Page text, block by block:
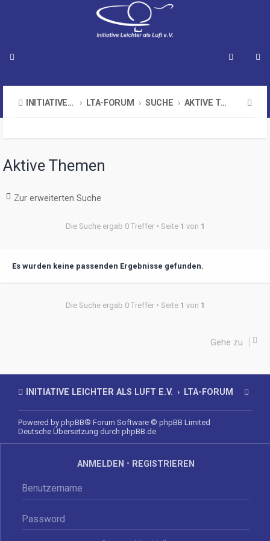
INITIATIVE LEICHTER ALS LUFT E.V. LTA-FORUM SUCHE AKTIVE THEMEN
Aktive Themen
Zur erweiterten Suche
Die Suche ergab 0 Treffer • Seite 1 von 1
Es wurden keine passenden Ergebnisse gefunden.
Die Suche ergab 0 Treffer • Seite 1 von 1
Gehe zu
INITIATIVE LEICHTER ALS LUFT E.V. LTA-FORUM
Powered by phpBB® Forum Software © phpBB Limited
Deutsche Übersetzung durch phpBB.de
ANMELDEN • REGISTRIEREN